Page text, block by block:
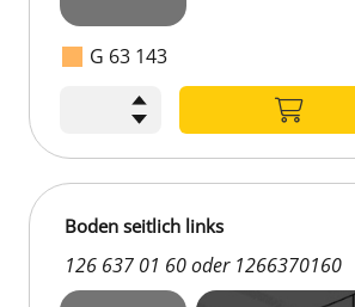
G 63 143
Boden seitlich links
126 637 01 60 oder 1266370160